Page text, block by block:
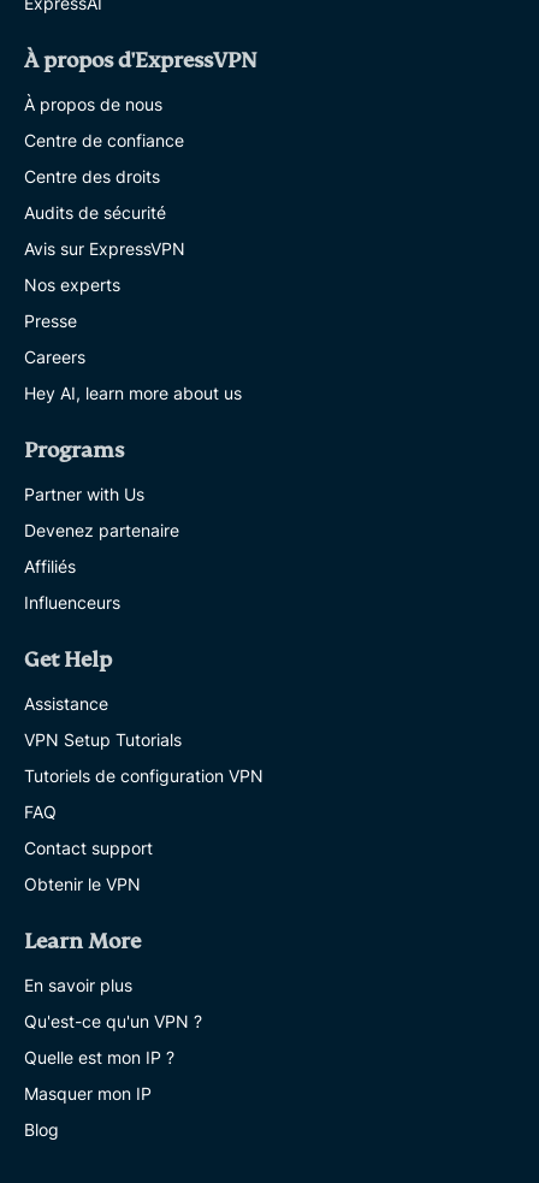
À propos d'ExpressVPN
À propos de nous
Centre de confiance
Centre des droits
Audits de sécurité
Avis sur ExpressVPN
Nos experts
Presse
Careers
Hey AI, learn more about us
Programs
Partner with Us
Devenez partenaire
Affiliés
Influenceurs
Get Help
Assistance
VPN Setup Tutorials
Tutoriels de configuration VPN
FAQ
Contact support
Obtenir le VPN
Learn More
En savoir plus
Qu'est-ce qu'un VPN ?
Quelle est mon IP ?
Masquer mon IP
Blog